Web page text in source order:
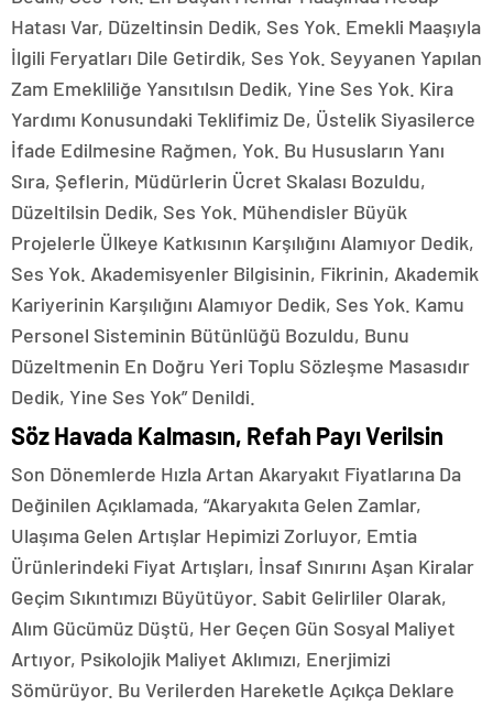
Hatası Var, Düzeltinsin Dedik, Ses Yok. Emekli Maaşıyla
İlgili Feryatları Dile Getirdik, Ses Yok. Seyyanen Yapılan
Zam Emekliliğe Yansıtılsın Dedik, Yine Ses Yok. Kira
Yardımı Konusundaki Teklifimiz De, Üstelik Siyasilerce
İfade Edilmesine Rağmen, Yok. Bu Hususların Yanı
Sıra, Şeflerin, Müdürlerin Ücret Skalası Bozuldu,
Düzeltilsin Dedik, Ses Yok. Mühendisler Büyük
Projelerle Ülkeye Katkısının Karşılığını Alamıyor Dedik,
Ses Yok. Akademisyenler Bilgisinin, Fikrinin, Akademik
Kariyerinin Karşılığını Alamıyor Dedik, Ses Yok. Kamu
Personel Sisteminin Bütünlüğü Bozuldu, Bunu
Düzeltmenin En Doğru Yeri Toplu Sözleşme Masasıdır
Dedik, Yine Ses Yok” Denildi.
Söz Havada Kalmasın, Refah Payı Verilsin
Son Dönemlerde Hızla Artan Akaryakıt Fiyatlarına Da
Değinilen Açıklamada, “Akaryakıta Gelen Zamlar,
Ulaşıma Gelen Artışlar Hepimizi Zorluyor, Emtia
Ürünlerindeki Fiyat Artışları, İnsaf Sınırını Aşan Kiralar
Geçim Sıkıntımızı Büyütüyor. Sabit Gelirliler Olarak,
Alım Gücümüz Düştü, Her Geçen Gün Sosyal Maliyet
Artıyor, Psikolojik Maliyet Aklımızı, Enerjimizi
Sömürüyor. Bu Verilerden Hareketle Açıkça Deklare